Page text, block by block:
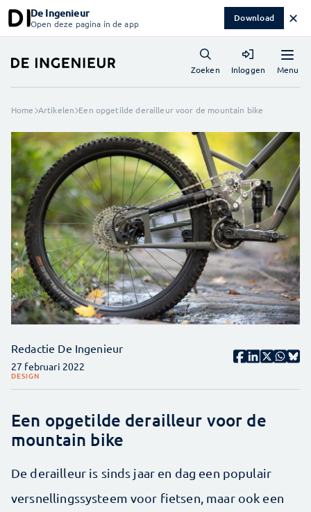
De Ingenieur
Open deze pagina in de app Download ✕
Menu
Zoeken Inloggen
Home Artikelen Een opgetilde derailleur voor de mountain bike
Redactie De Ingenieur
27 februari 2022
DESIGN
Een opgetilde derailleur voor de
mountain bike
De derailleur is sinds jaar en dag een populair
versnellingssysteem voor fietsen, maar ook een